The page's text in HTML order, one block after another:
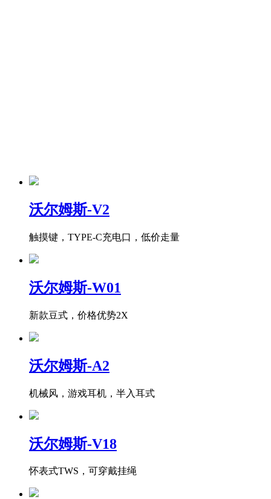
沃尔姆斯-V2
触摸键，TYPE-C充电口，低价走量
沃尔姆斯-W01
新款豆式，价格优势2X
沃尔姆斯-A2
机械风，游戏耳机，半入耳式
沃尔姆斯-V18
怀表式TWS，可穿戴挂绳